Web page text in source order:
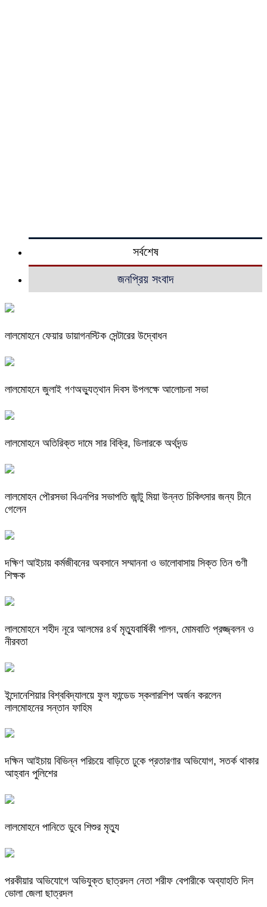
সর্বশেষ
জনপ্রিয় সংবাদ
লালমোহনে ফেয়ার ডায়াগনস্টিক সেন্টারের উদ্বোধন
লালমোহনে জুলাই গণঅভ্যুত্থান দিবস উপলক্ষে আলোচনা সভা
লালমোহনে অতিরিক্ত দামে সার বিক্রি, ডিলারকে অর্থদন্ড
লালমোহন পৌরসভা বিএনপির সভাপতি জান্টু মিয়া উন্নত চিকিৎসার জন্য চীনে
গেলেন
দক্ষিণ আইচায় কর্মজীবনের অবসানে সম্মাননা ও ভালোবাসায় সিক্ত তিন গুণী
শিক্ষক
লালমোহনে শহীদ নূরে আলমের ৪র্থ মৃত্যুবার্ষিকী পালন, মোমবাতি প্রজ্জ্বলন ও
নীরবতা
ইন্দোনেশিয়ার বিশ্ববিদ্যালয়ে ফুল ফান্ডেড স্কলারশিপ অর্জন করলেন
লালমোহনের সন্তান ফাহিম
দক্ষিন আইচায় ‎বিভিন্ন পরিচয়ে বাড়িতে ঢুকে প্রতারণার অভিযোগ, সতর্ক থাকার
আহ্বান পুলিশের
লালমোহনে পানিতে ডুবে শিশুর মৃত্যু
পরকীয়ার অভিযোগে অভিযুক্ত ছাত্রদল নেতা শরীফ বেপারীকে অব্যাহতি দিল
ভোলা জেলা ছাত্রদল